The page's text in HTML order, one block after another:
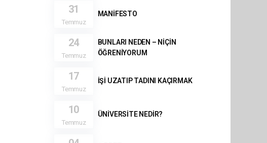
31
Temmuz
MANİFESTO
24
Temmuz
BUNLARI NEDEN – NİÇİN
ÖĞRENİYORUM
17
Temmuz
İŞİ UZATIP TADINI KAÇIRMAK
10
Temmuz
ÜNİVERSİTE NEDİR?